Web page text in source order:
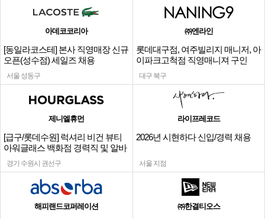
아데코코리아
[동일라코스테] 본사 직영매장 신규
오픈(성수점) 세일즈 채용
서울 성동구
㈜엔라인
롯데대구점, 여주빌리지 매니저, 아
이파크고척점 직영매니져 구인
대구 북구
제니엘휴먼
[급구/롯데수원] 럭셔리 비건 뷰티
아워글래스 백화점 경력직 및 알바
채용
경기 수원시 권선구
라이프레코드
2026년 시현하다 신입/경력 채용
서울 지점
해피랜드코퍼레이션 ㈜한결티오스